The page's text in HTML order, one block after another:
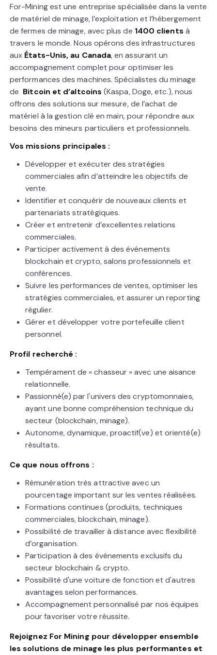
For-Mining est une entreprise spécialisée dans la vente
de matériel de minage, l’exploitation et l’hébergement
de fermes de minage, avec plus de 1400 clients à
travers le monde. Nous opérons des infrastructures
aux États-Unis, au Canada, en assurant un
accompagnement complet pour optimiser les
performances des machines. Spécialistes du minage
de Bitcoin et d’altcoins (Kaspa, Doge, etc.), nous
offrons des solutions sur mesure, de l’achat de
matériel à la gestion clé en main, pour répondre aux
besoins des mineurs particuliers et professionnels.
Vos missions principales :
Développer et exécuter des stratégies
commerciales afin d’atteindre les objectifs de
vente.
Identifier et conquérir de nouveaux clients et
partenariats stratégiques.
Créer et entretenir d’excellentes relations
commerciales.
Participer activement à des événements
blockchain et crypto, salons professionnels et
conférences.
Suivre les performances de ventes, optimiser les
stratégies commerciales, et assurer un reporting
régulier.
Gérer et développer votre portefeuille client
personnel.
Profil recherché :
Tempérament de « chasseur » avec une aisance
relationnelle.
Passionné(e) par l'univers des cryptomonnaies,
ayant une bonne compréhension technique du
secteur (blockchain, minage).
Autonome, dynamique, proactif(ve) et orienté(e)
résultats.
Ce que nous offrons :
Rémunération très attractive avec un
pourcentage important sur les ventes réalisées.
Formations continues (produits, techniques
commerciales, blockchain, minage).
Possibilité de travailler à distance avec flexibilité
d’organisation.
Participation à des événements exclusifs du
secteur blockchain & crypto.
Possibilité d'une voiture de fonction et d'autres
avantages selon performances.
Accompagnement personnalisé par nos équipes
pour favoriser votre réussite.
Rejoignez For Mining pour développer ensemble
les solutions de minage les plus performantes et